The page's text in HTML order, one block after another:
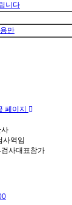
니다
만
페이지
사
사역임
사대표참가